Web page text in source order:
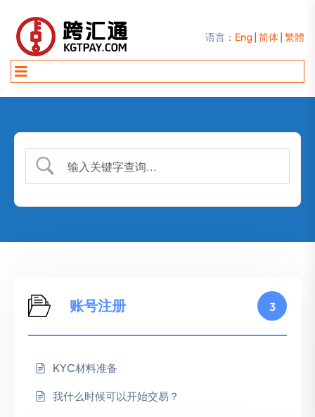
语言： Eng| 简体| 繁體
账号注册 3
KYC材料准备
我什么时候可以开始交易？